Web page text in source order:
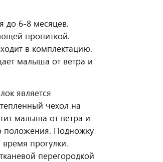
до 6-8 месяцев.
пропиткой.
в комплектацию.
малыша от ветра и
является
чехол на
малыша от ветра и
положения. Подножку
прогулки.
перегородкой